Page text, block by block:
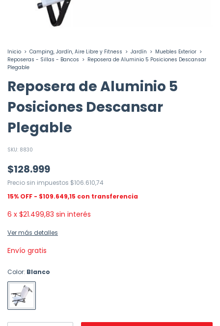
Inicio > Camping, Jardín, Aire Libre y Fitness > Jardín > Muebles Exterior >
Reposeras - Sillas - Bancos > Reposera de Aluminio 5 Posiciones Descansar
Plegable
Reposera de Aluminio 5
Posiciones Descansar
Plegable
SKU: 8830
$128.999
Precio sin impuestos $106.610,74
$109.649,15
6 x $21.499,83 sin interés
Ver más detalles
Envío gratis
Color: Blanco